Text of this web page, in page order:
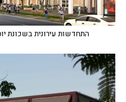
התחדשות עירונית בשכונת